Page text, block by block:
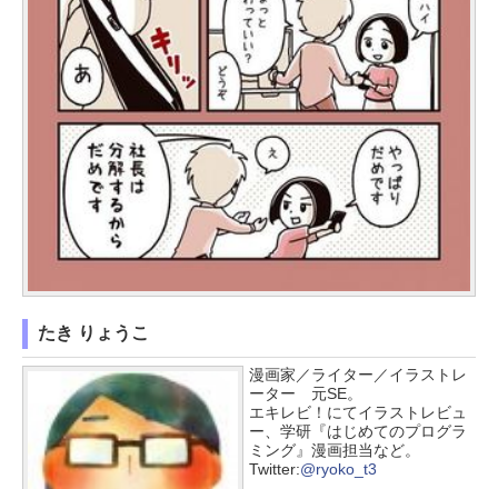
たき りょうこ
漫画家／ライター／イラストレ
ーター 元SE。
エキレビ！にてイラストレビュ
ー、学研『はじめてのプログラ
ミング』漫画担当など。
Twitter:@ryoko_t3